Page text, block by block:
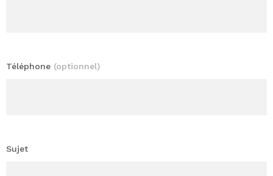
Téléphone (optionnel)
Sujet